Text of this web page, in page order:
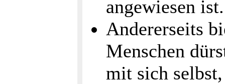
angewiesen ist.
Andererseits
Menschen
mit sich